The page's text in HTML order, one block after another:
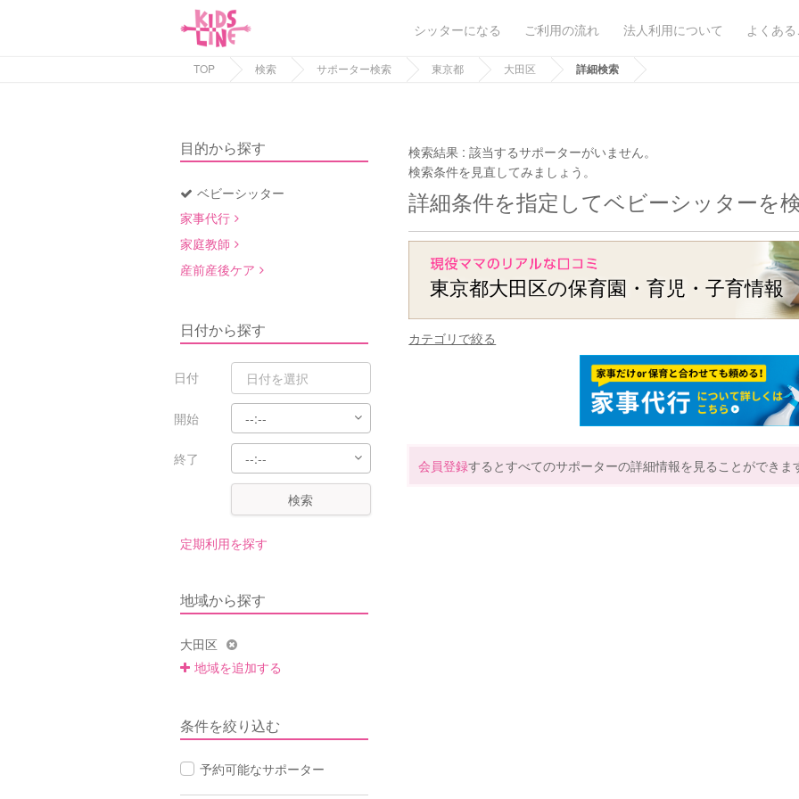
シッターになる ご利用の流れ 法人利用について よくあ
TOP 検索 サポーター検索 東京都 大田区 詳細検索
目的から探す
ベビーシッター
家事代行
家庭教師
産前産後ケア
日付から探す
日付
開始
終了
検索
定期利用を探す
地域から探す
大田区
地域を追加する
条件を絞り込む
予約可能なサポーター
検索結果 :該当するサポーターがいません。
検索条件を見直してみましょう。
詳細条件を指定してベビーシッターを
東京都大田区の保育園・育児・子育情報
カテゴリで絞る
会員登録するとすべてのサポーターの詳細情報を見ることができま